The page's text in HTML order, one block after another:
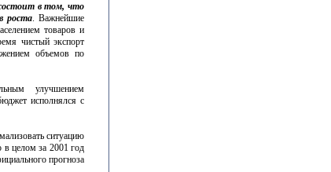
в том, что
роста. Важнейшие
товаров и
чистый экспорт
объемов по
улучшением
исполнялся с
ситуацию
в целом за 2001 год
прогноза